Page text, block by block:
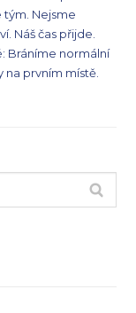
tým. Nejsme
Náš čas přijde.
Bráníme normální
na prvním místě.